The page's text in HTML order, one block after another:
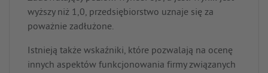
wyższy niż 1,0, przedsiębiorstwo uznaje się za
poważnie zadłużone.
Istnieją także wskaźniki, które pozwalają na ocenę
innych aspektów funkcjonowania firmy związanych